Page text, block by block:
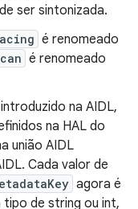
ser sintonizada.
é renomeado
é renomeado
na AIDL,
na HAL do
união AIDL
Cada valor de
agora é
tipo de string ou int,